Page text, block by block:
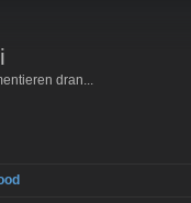
dran...